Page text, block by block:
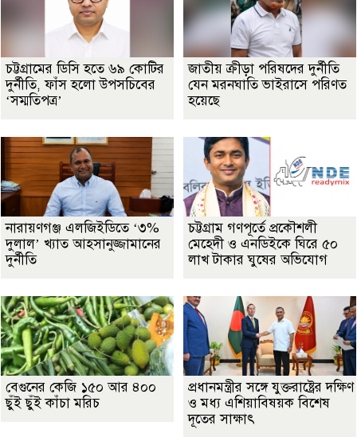
চট্টগ্রামের ডিসি হতে ৬৯ কোটির
দুর্নীতি, ফাঁস হলো উপসচিবের
‘সম্মতিপত্র’
জাতীয় ক্রীড়া পরিষদের দুর্নীতি
যেন মরনঘাতি ভাইরাসে পরিণত
হয়েছে
নারায়ণগঞ্জ এলজিইডিতে ‘৩%
দুলাল’ খ্যাত আহসানুজ্জামানের
দুর্নীতি
চট্টগ্রাম গণপূর্তে প্রকৌশলী
মেহেদী ও এনডিইকে ঘিরে ৫০
লাখ টাকার ঘুষের অভিযোগ
বেগুনের কেজি ১৫০ আর ৪০০
ছুঁই ছুঁই কাঁচা মরিচ
প্রধানমন্ত্রীর সঙ্গে যুক্তরাষ্ট্রের দক্ষিণ
ও মধ্য এশিয়াবিষয়ক বিশেষ
দূতের সাক্ষাৎ